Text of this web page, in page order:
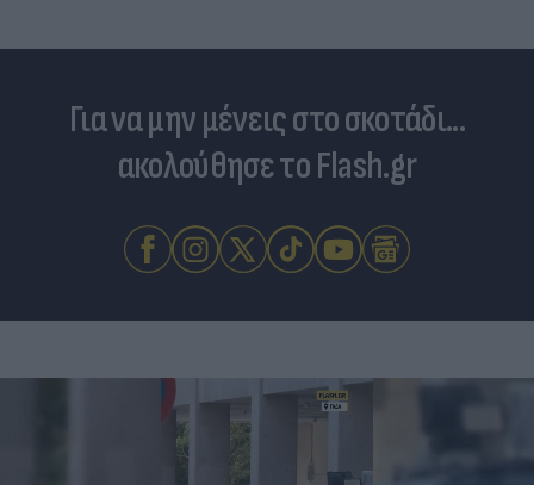
Για να μην μένεις στο σκοτάδι...
ακολούθησε το Flash.gr